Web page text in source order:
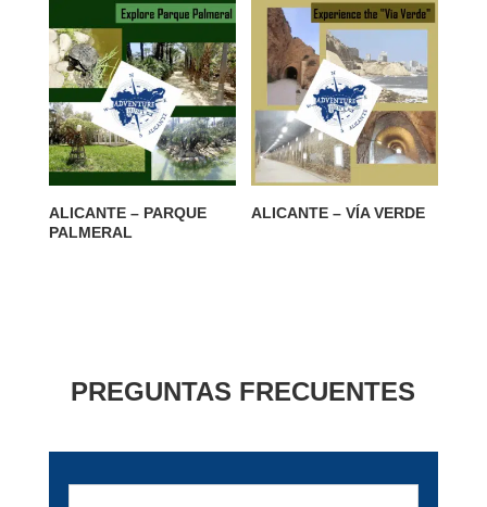
ALICANTE – PARQUE
PALMERAL
ALICANTE – VÍA VERDE
PREGUNTAS FRECUENTES